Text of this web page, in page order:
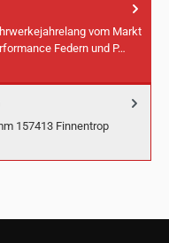
vom Markt
Federn und P…
157413 Finnentrop